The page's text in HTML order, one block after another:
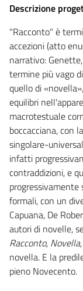
Descrizione
"Racconto" è
accezioni (atto
narrativo: Genette,
termine più vago
quello di
equilibri
macrotestuale
boccacciana, con
singolare-
infatti
contraddizioni, e
formali, con un
Capuana, De
autori di novelle,
Racconto, Novella
novella. E la
pieno Novecento.